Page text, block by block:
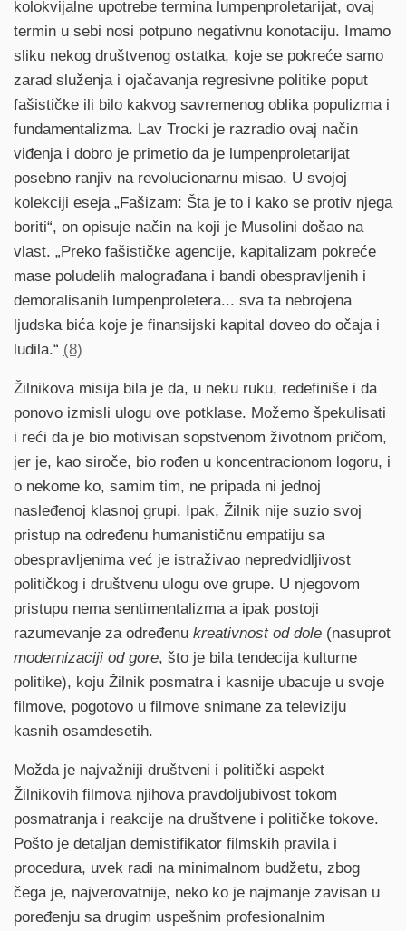
kolokvijalne upotrebe termina lumpenproletarijat, ovaj
termin u sebi nosi potpuno negativnu konotaciju. Imamo
sliku nekog društvenog ostatka, koje se pokreće samo
zarad služenja i ojačavanja regresivne politike poput
fašističke ili bilo kakvog savremenog oblika populizma i
fundamentalizma. Lav Trocki je razradio ovaj način
viđenja i dobro je primetio da je lumpenproletarijat
posebno ranjiv na revolucionarnu misao. U svojoj
kolekciji eseja „Fašizam: Šta je to i kako se protiv njega
boriti“, on opisuje način na koji je Musolini došao na
vlast. „Preko fašističke agencije, kapitalizam pokreće
mase poludelih malograđana i bandi obespravljenih i
demoralisanih lumpenproletera... sva ta nebrojena
ljudska bića koje je finansijski kapital doveo do očaja i
ludila.“ (8)
Žilnikova misija bila je da, u neku ruku, redefiniše i da
ponovo izmisli ulogu ove potklase. Možemo špekulisati
i reći da je bio motivisan sopstvenom životnom pričom,
jer je, kao siroče, bio rođen u koncentracionom logoru, i
o nekome ko, samim tim, ne pripada ni jednoj
nasleđenoj klasnoj grupi. Ipak, Žilnik nije suzio svoj
pristup na određenu humanističnu empatiju sa
obespravljenima već je istraživao nepredvidljivost
političkog i društvenu ulogu ove grupe. U njegovom
pristupu nema sentimentalizma a ipak postoji
razumevanje za određenu kreativnost od dole (nasuprot
modernizaciji od gore, što je bila tendecija kulturne
politike), koju Žilnik posmatra i kasnije ubacuje u svoje
filmove, pogotovo u filmove snimane za televiziju
kasnih osamdesetih.
Možda je najvažniji društveni i politički aspekt
Žilnikovih filmova njihova pravdoljubivost tokom
posmatranja i reakcije na društvene i političke tokove.
Pošto je detaljan demistifikator filmskih pravila i
procedura, uvek radi na minimalnom budžetu, zbog
čega je, najverovatnije, neko ko je najmanje zavisan u
poređenju sa drugim uspešnim profesionalnim